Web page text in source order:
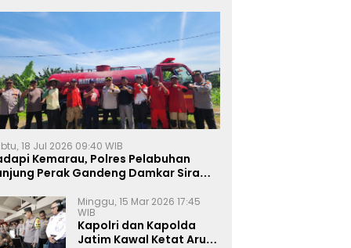
18 Jul 2026 09:40 WIB
Kemarau, Polres Pelabuhan
Perak Gandeng Damkar Siram
Minggu, 15 Mar 2026 17:45
WIB
Kapolri dan Kapolda
Jatim Kawal Ketat Arus